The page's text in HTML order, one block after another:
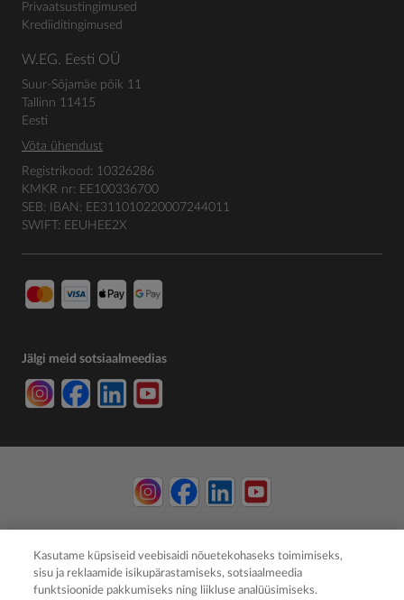
Privaatsustingimused
Krediiditingimused
W.EG. Eesti OÜ
Suur-Sõjamäe põik 11
Tallinn 11415
Eesti
Võta ühendust
Registrikood: 10326286
KMKR nr: EE100336700
SEB: IBAN: EE311010220007244011
SWIFT: EEUHEE2X
Jälgi meid sotsiaalmeedias
Kasutame küpsiseid veebisaidi nõuetekohaseks toimimiseks,
sisu ja reklaamide isikupärastamiseks, sotsiaalmeedia
funktsioonide pakkumiseks ning liikluse analüüsimiseks.